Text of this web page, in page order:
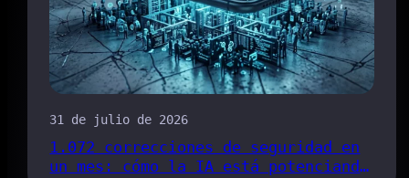
31 de julio de 2026
1.072 correcciones de seguridad en
un mes: cómo la IA está potenciando